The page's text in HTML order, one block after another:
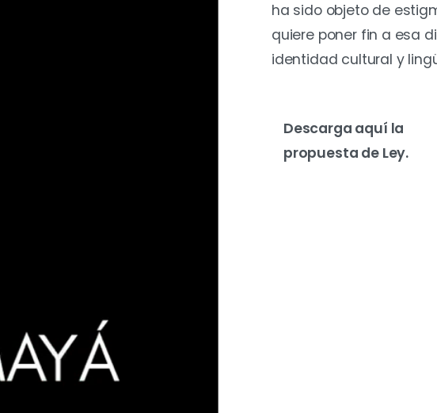
ha sido objeto de
quiere poner fin a esa
identidad cultural y
Descarga aquí la
propuesta de Ley.